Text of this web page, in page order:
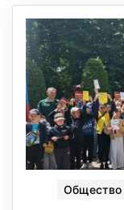
Общество